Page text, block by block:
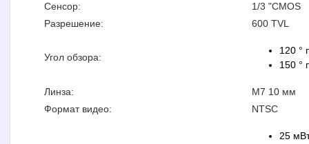
Сенсор:
1/3 "CMOS
Разрешение:
600 TVL
Угол обзора:
120 °
150 °
Линза:
M7 10 мм
Формат видео:
NTSC
25